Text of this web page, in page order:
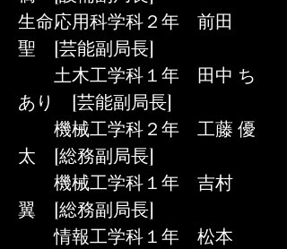
生命応用科学科２年　前田
聖　[芸能副局長]
土木工学科１年　田中 ち
あり　[芸能副局長]
機械工学科２年　工藤 優
太　[総務副局長]
機械工学科１年　吉村
翼　[総務副局長]
情報工学科１年　松本